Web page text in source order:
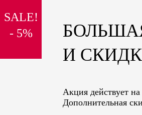
sale
надо брать
sale
SALE!
- 5%
И
Акция действует
Дополнительная